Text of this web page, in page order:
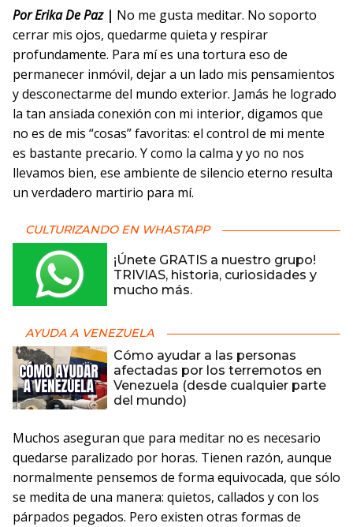
Por Erika De Paz | No me gusta meditar. No soporto
cerrar mis ojos, quedarme quieta y respirar
profundamente. Para mí es una tortura eso de
permanecer inmóvil, dejar a un lado mis pensamientos
y desconectarme del mundo exterior. Jamás he logrado
la tan ansiada conexión con mi interior, digamos que
no es de mis “cosas” favoritas: el control de mi mente
es bastante precario. Y como la calma y yo no nos
llevamos bien, ese ambiente de silencio eterno resulta
un verdadero martirio para mí.
CULTURIZANDO EN WHASTAPP
¡Únete GRATIS a nuestro grupo!
TRIVIAS, historia, curiosidades y
mucho más.
AYUDA A VENEZUELA
Cómo ayudar a las personas
afectadas por los terremotos en
Venezuela (desde cualquier parte
del mundo)
Muchos aseguran que para meditar no es necesario
quedarse paralizado por horas. Tienen razón, aunque
normalmente pensemos de forma equivocada, que sólo
se medita de una manera: quietos, callados y con los
párpados pegados. Pero existen otras formas de